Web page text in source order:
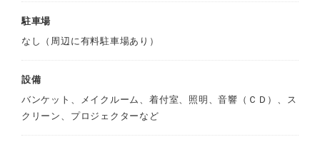
駐車場
なし（周辺に有料駐車場あり）
設備
バンケット、メイクルーム、着付室、照明、音響（ＣＤ）、ス
クリーン、プロジェクターなど